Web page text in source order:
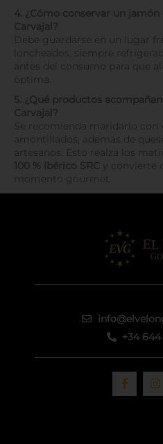
4. ¿Cómo conservar un
Carvajal?
Debe guardarse en un lugar
loncheados, siempre
antes del consumo para que
óptima.
5. ¿Qué productos
Carvajal?
Se recomienda maridarlo con
amontillados, además de
artesanos. Esto realza los
100 % ibérico SRC y convierte
momento gourmet.
+34
F
a
c
I
n
s